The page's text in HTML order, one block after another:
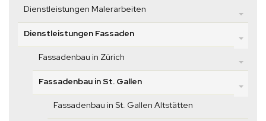
Dienstleistungen Malerarbeiten
Dienstleistungen Fassaden
Fassadenbau in Zürich
Fassadenbau in St. Gallen
Fassadenbau in St. Gallen Altstätten